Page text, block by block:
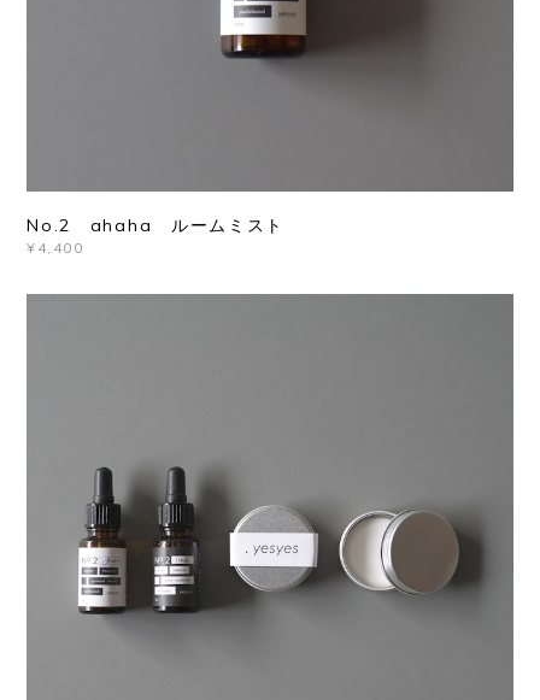
No.2 ahaha ルームミスト
¥4,400